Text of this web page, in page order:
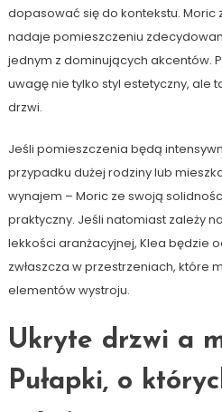
dopasować się do kontekstu. Moric
nadaje pomieszczeniu
jednym z dominujących akcentów.
uwagę nie tylko styl estetyczny, ale
drzwi.
Jeśli pomieszczenia będą
przypadku dużej rodziny lub
wynajem – Moric ze swoją
praktyczny. Jeśli natomiast zależy
lekkości aranżacyjnej, Klea będzie
zwłaszcza w przestrzeniach, które
elementów wystroju.
Ukryte drzwi a
Pułapki, o